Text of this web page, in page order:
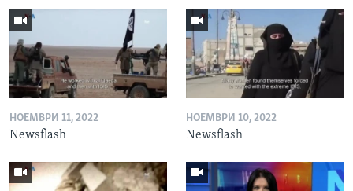
НОЕМВРИ 11, 2022
Newsflash
НОЕМВРИ 10, 2022
Newsflash